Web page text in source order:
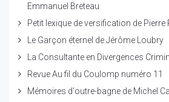
Emmanuel Breteau
Petit lexique de versification de Pierre
Le Garçon éternel de Jérôme Loubry
La Consultante en Divergences
Revue Au fil du Coulomp numéro 11
Mémoires d'outre-bagne de Michel